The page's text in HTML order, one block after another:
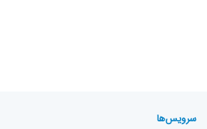
سرویس‌ها